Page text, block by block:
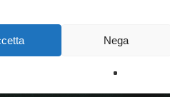
Nega